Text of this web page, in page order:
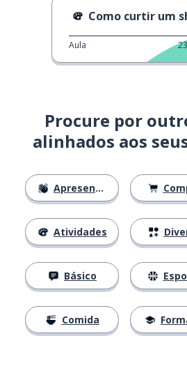
Como curtir um
Aula 23
Procure por
alinhados aos
Apresentações
Atividades
Básico
Comida